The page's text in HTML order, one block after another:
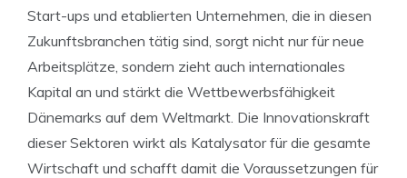
Start-ups und etablierten Unternehmen, die in diesen
Zukunftsbranchen tätig sind, sorgt nicht nur für neue
Arbeitsplätze, sondern zieht auch internationales
Kapital an und stärkt die Wettbewerbsfähigkeit
Dänemarks auf dem Weltmarkt. Die Innovationskraft
dieser Sektoren wirkt als Katalysator für die gesamte
Wirtschaft und schafft damit die Voraussetzungen für